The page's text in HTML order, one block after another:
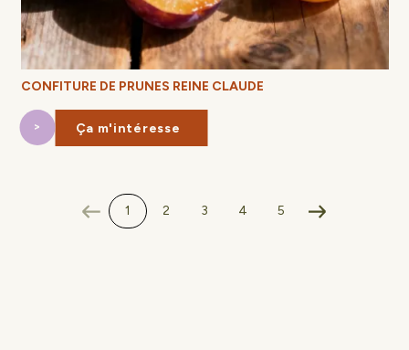
CONFITURE DE PRUNES REINE CLAUDE
Ça m'intéresse
1 2 3 4 5